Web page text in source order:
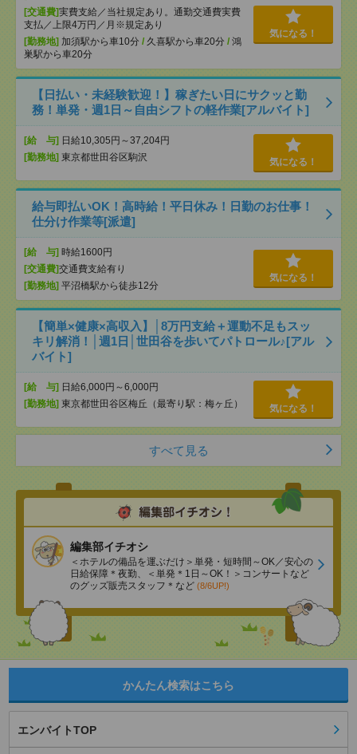
[交通費]実費支給／当社規定あり。通勤交通費実費
支払／上限4万円／月※規定あり
[勤務地] 加須駅から車10分 / 久喜駅から車20分 / 鴻
巣駅から車20分
気になる！
【日払い・未経験歓迎！】稼ぎたい日にサクッと勤
務！単発・週1日～自由シフトの軽作業[アルバイト]
[給 与] 日給10,305円～37,204円
[勤務地] 東京都世田谷区駒沢 気になる！
給与即払いOK！高時給！平日休み！日勤のお仕事！
仕分け作業等[派遣]
[給 与] 時給1600円
[交通費]交通費支給有り
[勤務地] 平沼橋駅から徒歩12分
気になる！
【簡単×健康×高収入】│8万円支給＋運動不足もスッ
キリ解消！│週1日│世田谷を歩いてパトロール♪[アル
バイト]
[給 与] 日給6,000円～6,000円
[勤務地] 東京都世田谷区梅丘（最寄り駅：梅ヶ丘） 気になる！
すべて見る
編集部イチオシ
＜ホテルの備品を運ぶだけ＞単発・短時間～OK／安心の
日給保障＊夜勤、＜単発＊1日～OK！＞コンサートなど
のグッズ販売スタッフ＊など (8/6UP!)
かんたん検索はこちら
エンバイトTOP